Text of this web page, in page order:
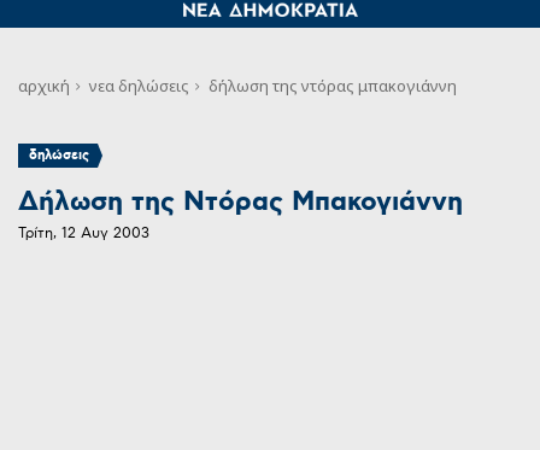
αρχική νεα δηλώσεις δήλωση της ντόρας μπακογιάννη
δηλώσεις
Δήλωση της Ντόρας Μπακογιάννη
Τρίτη, 12 Αυγ 2003